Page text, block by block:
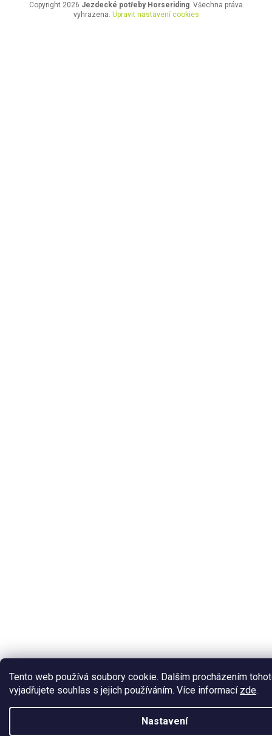
Tento web používá soubory cookie. Dalším procházením
vyjadřujete souhlas s jejich používáním. Více informací zde.
Nastavení
Copyright 2026 Jezdecké potřeby Horseriding. Všechna práva
vyhrazena. Upravit nastavení cookies